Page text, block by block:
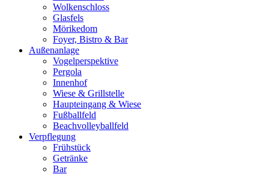
Wolkenschloss
Glasfels
Mörikedom
Foyer, Bistro & Bar
Außenanlage
Vogelperspektive
Pergola
Innenhof
Wiese & Grillstelle
Haupteingang & Wiese
Fußballfeld
Beachvolleyballfeld
Verpflegung
Frühstück
Getränke
Bar